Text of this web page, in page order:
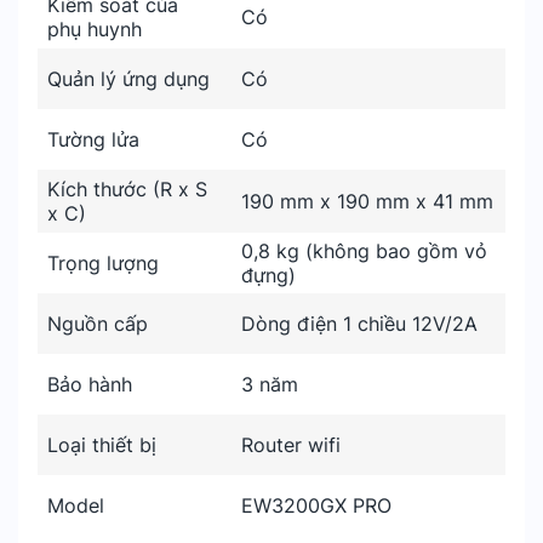
Kiểm soát của
phụ huynh
Có
Quản lý ứng dụng Có
Tường lửa Có
Kích thước (R x S
x C)
190 mm x 190 mm x 41 mm
Trọng lượng
0,8 kg (không bao gồm vỏ
đựng)
Nguồn cấp
Dòng điện 1 chiều 12V/2A
Bảo hành 3 năm
Loại thiết bị Router wifi
Model EW3200GX PRO